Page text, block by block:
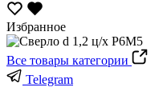
Избранное
Все товары категории
Telegram